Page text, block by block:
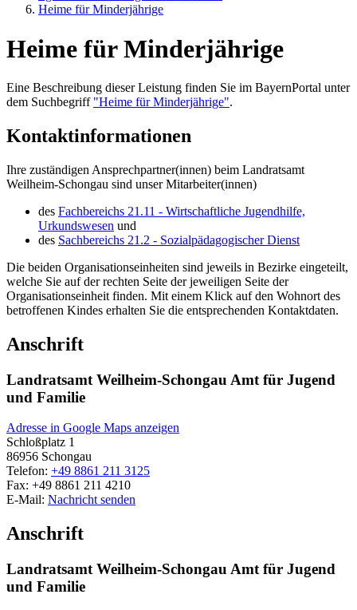
Heime für Minderjährige
Heime für Minderjährige
Eine Beschreibung dieser Leistung finden Sie im BayernPortal unter
dem Suchbegriff "Heime für Minderjährige".
Kontaktinformationen
Ihre zuständigen Ansprechpartner(innen) beim Landratsamt
Weilheim-Schongau sind unser Mitarbeiter(innen)
des Fachbereichs 21.11 - Wirtschaftliche Jugendhilfe,
Urkundswesen und
des Sachbereichs 21.2 - Sozialpädagogischer Dienst
Die beiden Organisationseinheiten sind jeweils in Bezirke eingeteilt,
welche Sie auf der rechten Seite der jeweiligen Seite der
Organisationseinheit finden. Mit einem Klick auf den Wohnort des
betroffenen Kindes erhalten Sie die entsprechenden Kontaktdaten.
Anschrift
Landratsamt Weilheim-Schongau Amt für Jugend
und Familie
Adresse in Google Maps anzeigen
Schloßplatz 1
86956 Schongau
Telefon: +49 8861 211 3125
Fax: +49 8861 211 4210
E-Mail: Nachricht senden
Anschrift
Landratsamt Weilheim-Schongau Amt für Jugend
und Familie